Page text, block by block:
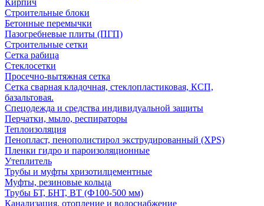
Кирпич
Строительные блоки
Бетонные перемычки
Пазогребневые плиты (ПГП)
Строительные сетки
Сетка рабица
Стеклосетки
Просечно-вытяжная сетка
Сетка сварная кладочная, стеклопластиковая, КСП,
базальтовая.
Спецодежда и средства индивидуальной защиты
Перчатки, мыло, респираторы
Теплоизоляция
Пенопласт, пенополистирол экструдированный (XPS)
Пленки гидро и пароизоляционные
Утеплитель
Трубы и муфты хризотилцементные
Муфты, резиновые кольца
Трубы БТ, БНТ, ВТ (Ф100-500 мм)
Канализация, отопление и водоснабжение